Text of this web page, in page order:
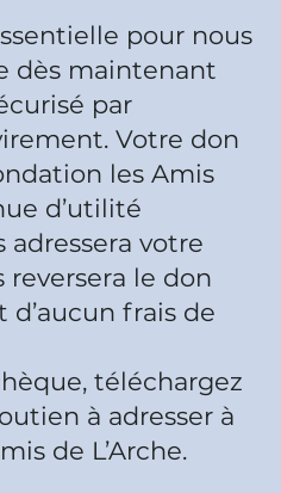
pour nous
dès maintenant
par
Votre don
les Amis
d’utilité
adressera votre
reversera le don
d’aucun frais de
téléchargez
à adresser à
de L’Arche.